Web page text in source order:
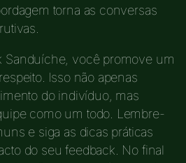
torna as conversas
Sanduíche, você promove um
Isso não apenas
do indivíduo, mas
como um todo. Lembre-
e siga as dicas práticas
do seu feedback. No final